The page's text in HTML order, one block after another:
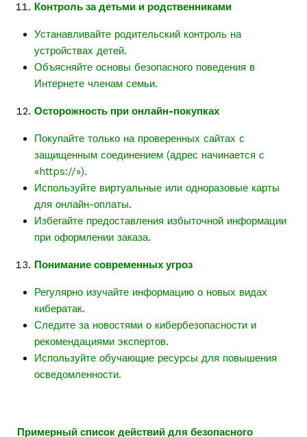
Контроль за детьми и родственниками
Устанавливайте родительский контроль на
устройствах детей.
Объясняйте основы безопасного поведения в
Интернете членам семьи.
Осторожность при онлайн-покупках
Покупайте только на проверенных сайтах с
защищенным соединением (адрес начинается с
«https://»).
Используйте виртуальные или одноразовые карты
для онлайн-оплаты.
Избегайте предоставления избыточной информации
при оформлении заказа.
Понимание современных угроз
Регулярно изучайте информацию о новых видах
кибератак.
Следите за новостями о кибербезопасности и
рекомендациями экспертов.
Используйте обучающие ресурсы для повышения
осведомленности.
Примерный список действий для безопасного